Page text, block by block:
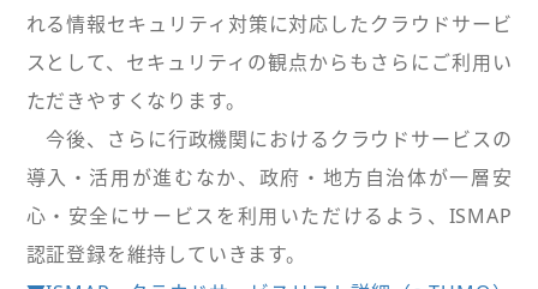
れる情報セキュリティ対策に対応したクラウドサービ
スとして、セキュリティの観点からもさらにご利用い
ただきやすくなります。
今後、さらに行政機関におけるクラウドサービスの
導入・活用が進むなか、政府・地方自治体が一層安
心・安全にサービスを利用いただけるよう、ISMAP
認証登録を維持していきます。